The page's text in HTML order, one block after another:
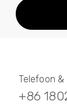
Telefoon &
+86